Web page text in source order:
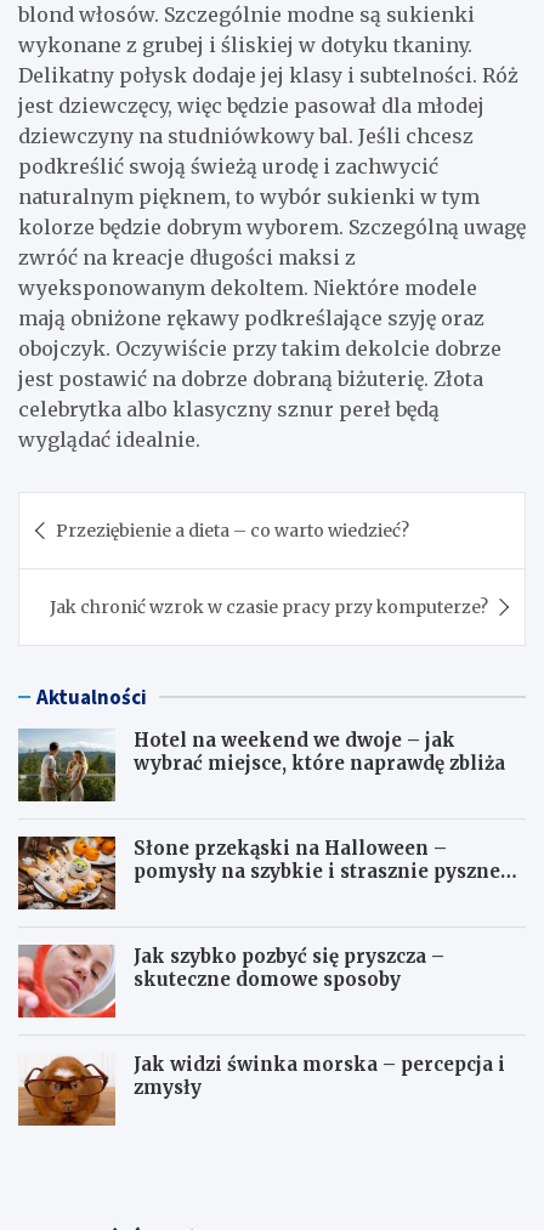
blond włosów. Szczególnie modne są sukienki
wykonane z grubej i śliskiej w dotyku tkaniny.
Delikatny połysk dodaje jej klasy i subtelności. Róż
jest dziewczęcy, więc będzie pasował dla młodej
dziewczyny na studniówkowy bal. Jeśli chcesz
podkreślić swoją świeżą urodę i zachwycić
naturalnym pięknem, to wybór sukienki w tym
kolorze będzie dobrym wyborem. Szczególną uwagę
zwróć na kreacje długości maksi z
wyeksponowanym dekoltem. Niektóre modele
mają obniżone rękawy podkreślające szyję oraz
obojczyk. Oczywiście przy takim dekolcie dobrze
jest postawić na dobrze dobraną biżuterię. Złota
celebrytka albo klasyczny sznur pereł będą
wyglądać idealnie.
wpisu
Przeziębienie a dieta – co warto wiedzieć?
Jak chronić wzrok w czasie pracy przy komputerze?
Aktualności
Hotel na weekend we dwoje – jak
wybrać miejsce, które naprawdę zbliża
Słone przekąski na Halloween –
pomysły na szybkie i strasznie pyszne
Jak szybko pozbyć się pryszcza –
skuteczne domowe sposoby
Jak widzi świnka morska – percepcja i
zmysły
H
S